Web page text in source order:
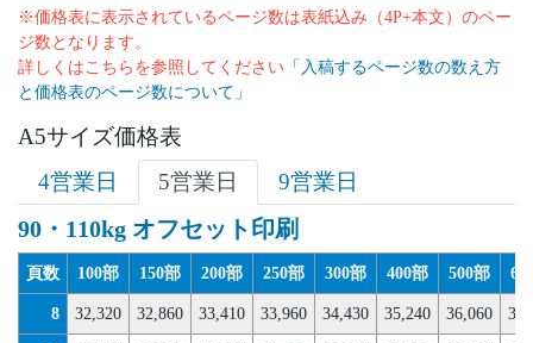
※価格表に表示されているページ数は表紙込み（4P+本文）のペー
ジ数となります。
詳しくはこちらを参照してください 「入稿するページ数の数え方
と価格表のページ数について」
A5サイズ価格表
4営業日
5営業日 9営業日
90・110kg オフセット印刷
頁数 100部 150部 200部 250部 300部 400部 500部
8 32,320 32,860 33,410 33,960 34,430 35,240 36,060